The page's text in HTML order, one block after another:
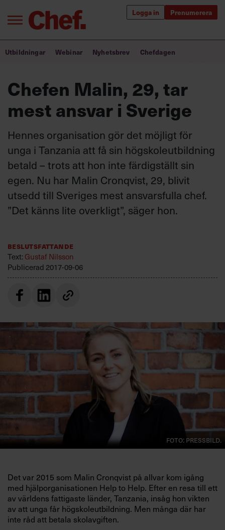
Logga in Prenumerera
Logga in
Prenumerera
Annonsera
Om oss
Kontakta oss
personuppgiftsbehandling
Bra ledare förändrar världen
Utbildning för ledare
Chefakademin+
Populära utbildningar
Utbildningar Webinar Nyhetsbrev Chefdagen
Chefen Malin, 29, tar
mest ansvar i Sverige
Hennes organisation gör det möjligt för
unga i Tanzania att få sin högskoleutbildning
betald – trots att hon inte färdigställt sin
egen. Nu har Malin Cronqvist, 29, blivit
utsedd till Sveriges mest ansvarsfulla chef.
”Det känns lite overkligt”, säger hon.
Beslutsfattande
Text: Gustaf Nilsson
Publicerad 2017-09-06
FOTO: Pressbild.
Det var 2015 som Malin Cronqvist på allvar kom igång
med hjälporganisationen Help to Help. Efter en resa till ett
av världens fattigaste länder, Tanzania, insåg hon vikten
av att unga får högskoleutbildning. Men många där har
inte råd att betala skolavgiften.